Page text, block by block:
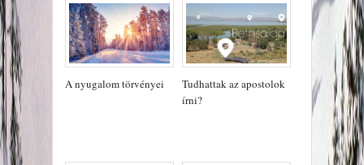
A nyugalom törvényei
Tudhattak az apostolok
írni?